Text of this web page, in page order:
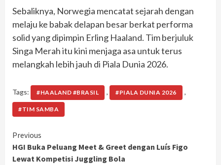
Sebaliknya, Norwegia mencatat sejarah dengan
melaju ke babak delapan besar berkat performa
solid yang dipimpin Erling Haaland. Tim berjuluk
Singa Merah itu kini menjaga asa untuk terus
melangkah lebih jauh di Piala Dunia 2026.
Tags: #HAALAND #BRASIL , #PIALA DUNIA 2026 ,
#TIM SAMBA
Continue
Reading
Previous
HGI Buka Peluang Meet & Greet dengan Luís Figo
Lewat Kompetisi Juggling Bola